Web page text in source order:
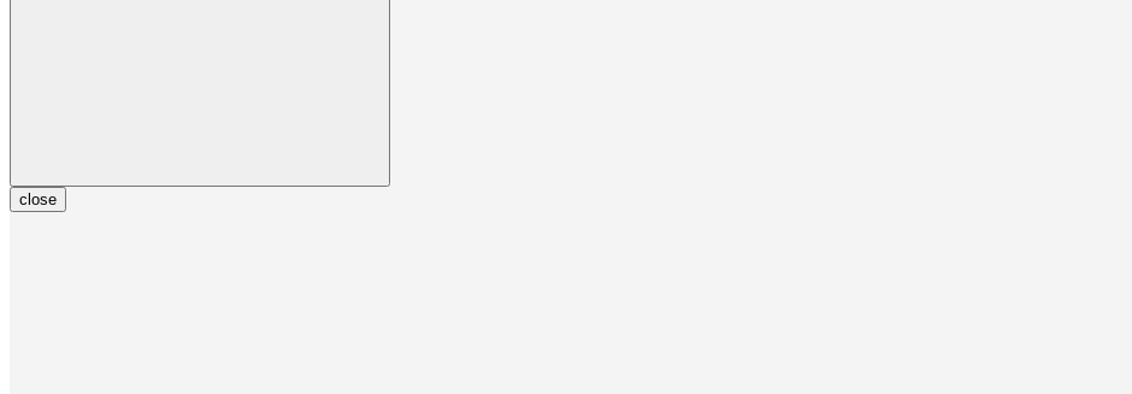
close